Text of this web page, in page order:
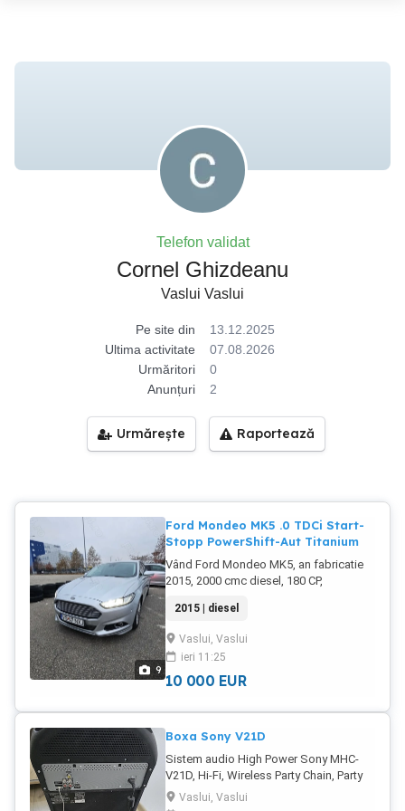
Telefon validat
Cornel Ghizdeanu
Vaslui Vaslui
Pe site din
13.12.2025
Ultima activitate
07.08.2026
Urmăritori
0
Anunțuri
2
Urmărește Raportează
9
Ford Mondeo MK5 .0 TDCi Start-
Stopp PowerShift-Aut Titanium
Vând Ford Mondeo MK5, an fabricatie
2015, 2000 cmc diesel, 180 CP,
funcționare, cu o dotare completă și un
nivel ridicat de confort și siguranță.
Mașina vine cu următoarele
caracteristici și echipamente: Keyless
Entry Keyless Go deschidere și pornire
TITANIUM Powershift 2 Sync 2 Padele
frânei la semafor Auto Parking sistem
automat de parcare Lane Assist
asistență la menținerea benzii Asistență
la unghiul mort avertizare la schimbarea
2015 | diesel
Vaslui, Vaslui
ieri 11:25
10 000 EUR
Boxa Sony V21D
Sistem audio High Power Sony MHC-
V21D, Hi-Fi, Wireless Party Chain, Party
music, Bluetooth, NFC, USB, DVD,
Caracteristici generale Tip produs
Vaslui, Vaslui